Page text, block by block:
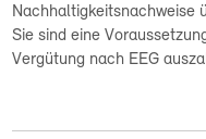
Nachhaltigkeitsnachweise
Sie sind eine
Vergütung nach EEG